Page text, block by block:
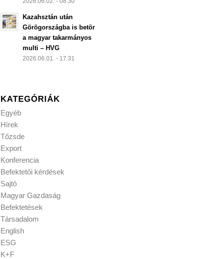
Kazahsztán után
Görögországba is betör
a magyar takarmányos
multi – HVG
2026.06.01. - 17:31
KATEGÓRIÁK
Egyéb
Hírek
Tőzsde
Export
Konferencia
Befektetői kérdések
Sajtó
Magyar Gazdaság
Befektetések
Társadalom
English
ESG
K+F